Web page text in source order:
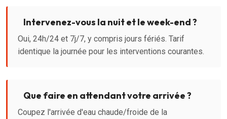
Intervenez-vous la nuit et le week-end ?
Oui, 24h/24 et 7j/7, y compris jours fériés. Tarif
identique la journée pour les interventions courantes.
Que faire en attendant votre arrivée ?
Coupez l'arrivée d'eau chaude/froide de la